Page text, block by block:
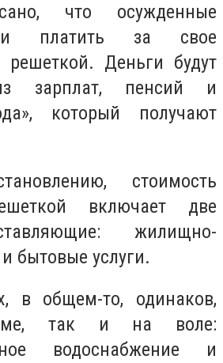
что осужденные
платить за свое
решеткой. Деньги будут
зарплат, пенсий и
который получают
стоимость
включает две
жилищно-
бытовые услуги.
в общем-то, одинаков,
так и на воле:
водоснабжение и